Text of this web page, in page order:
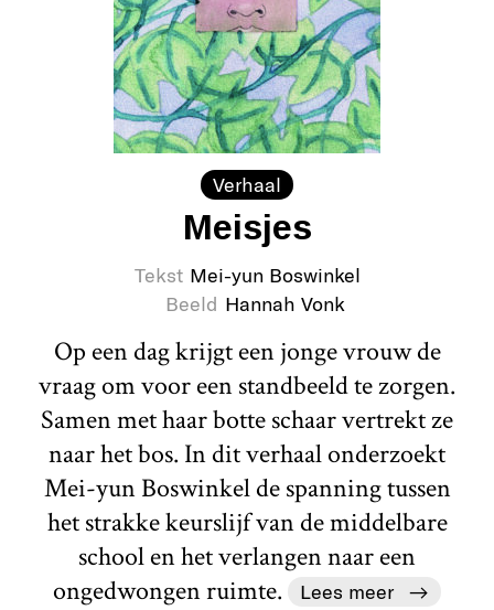
Verhaal
Meisjes
Tekst Mei-yun Boswinkel
Beeld Hannah Vonk
Op een dag krijgt een jonge vrouw de
vraag om voor een standbeeld te zorgen.
Samen met haar botte schaar vertrekt ze
naar het bos. In dit verhaal onderzoekt
Mei-yun Boswinkel de spanning tussen
het strakke keurslijf van de middelbare
school en het verlangen naar een
ongedwongen ruimte.
Lees meer